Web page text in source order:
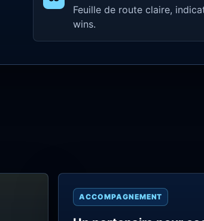
Feuille de route claire,
wins.
ACCOMPAGNEMENT